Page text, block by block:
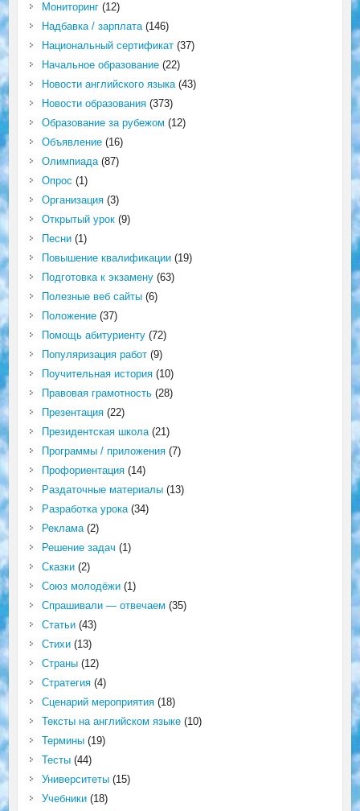
Мониторинг(12)
Надбавка / зарплата(146)
Национальный сертификат(37)
Начальное образование(22)
Новости английского языка(43)
Новости образования(373)
Образование за рубежом (12)
Объявление(16)
Олимпиада(87)
Опрос (1)
Организация(3)
Открытый урок(9)
Песни(1)
Повышение квалификации(19)
Подготовка к экзамену(63)
Полезные веб сайты(6)
Положение(37)
Помощь абитуриенту(72)
Популяризация работ(9)
Поучительная история(10)
Правовая грамотность(28)
Презентация(22)
Президентская школа(21)
Программы / приложения(7)
Профориентация(14)
Раздаточные материалы(13)
Разработка урока(34)
Реклама(2)
Решение задач (1)
Сказки(2)
Союз молодёжи(1)
Спрашивали — отвечаем (35)
Статьи(43)
Стихи(13)
Страны(12)
Стратегия(4)
Сценарий мероприятия(18)
Тексты на английском языке(10)
Термины(19)
Тесты(44)
Университеты(15)
Учебники(18)